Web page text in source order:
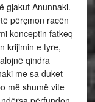
gjakut Anunnaki.
përçmon racën
konceptin fatkeq
krijimin e tyre,
qindra
me sa duket
më shumë vite